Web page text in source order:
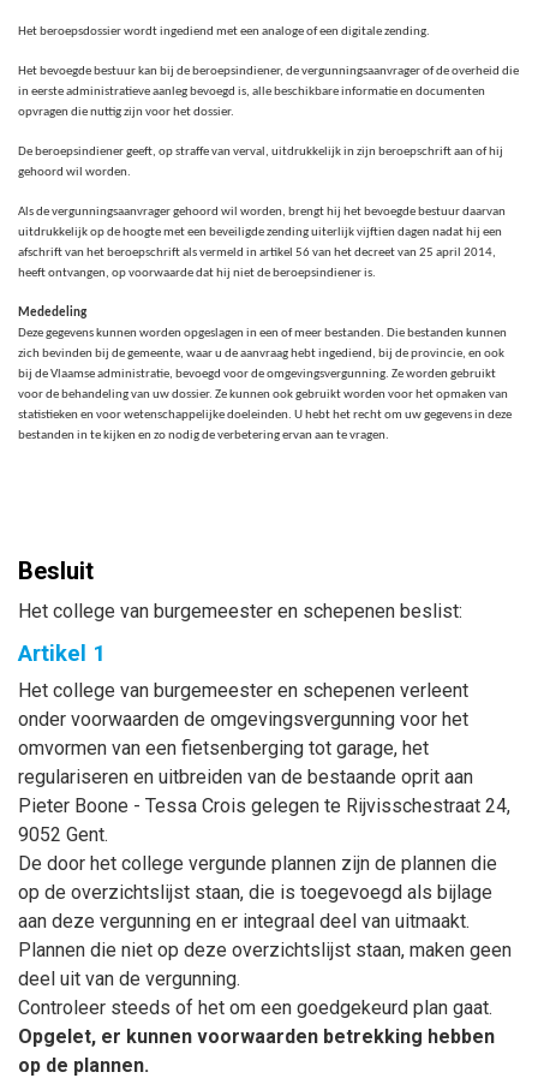
Het beroepsdossier wordt ingediend met een analoge of een digitale zending.
Het bevoegde bestuur kan bij de beroepsindiener, de vergunningsaanvrager of de overheid die
in eerste administratieve aanleg bevoegd is, alle beschikbare informatie en documenten
opvragen die nuttig zijn voor het dossier.
De beroepsindiener geeft, op straffe van verval, uitdrukkelijk in zijn beroepschrift aan of hij
gehoord wil worden.
Als de vergunningsaanvrager gehoord wil worden, brengt hij het bevoegde bestuur daarvan
uitdrukkelijk op de hoogte met een beveiligde zending uiterlijk vijftien dagen nadat hij een
afschrift van het beroepschrift als vermeld in artikel 56 van het decreet van 25 april 2014,
heeft ontvangen, op voorwaarde dat hij niet de beroepsindiener is.
Mededeling
Deze gegevens kunnen worden opgeslagen in een of meer bestanden. Die bestanden kunnen
zich bevinden bij de gemeente, waar u de aanvraag hebt ingediend, bij de provincie, en ook
bij de Vlaamse administratie, bevoegd voor de omgevingsvergunning. Ze worden gebruikt
voor de behandeling van uw dossier. Ze kunnen ook gebruikt worden voor het opmaken van
statistieken en voor wetenschappelijke doeleinden. U hebt het recht om uw gegevens in deze
bestanden in te kijken en zo nodig de verbetering ervan aan te vragen.
Besluit
Het college van burgemeester en schepenen beslist:
Artikel 1
Het college van burgemeester en schepenen verleent
onder voorwaarden de omgevingsvergunning voor het
omvormen van een fietsenberging tot garage, het
regulariseren en uitbreiden van de bestaande oprit aan
Pieter Boone - Tessa Crois gelegen te Rijvisschestraat 24,
9052 Gent.
De door het college vergunde plannen zijn de plannen die
op de overzichtslijst staan, die is toegevoegd als bijlage
aan deze vergunning en er integraal deel van uitmaakt.
Plannen die niet op deze overzichtslijst staan, maken geen
deel uit van de vergunning.
Controleer steeds of het om een goedgekeurd plan gaat.
Opgelet, er kunnen voorwaarden betrekking hebben
op de plannen.